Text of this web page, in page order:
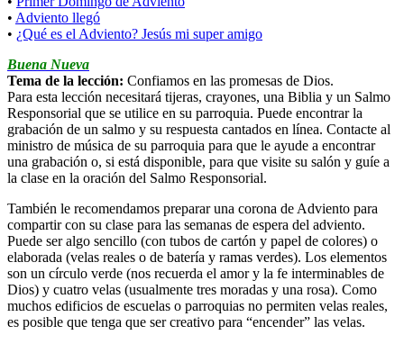
• Adviento llegó
• ¿Qué es el Adviento? Jesús mi super amigo
Buena Nueva
Tema de la lección: Confiamos en las promesas de Dios.
Para esta lección necesitará tijeras, crayones, una Biblia y un Salmo
Responsorial que se utilice en su parroquia. Puede encontrar la
grabación de un salmo y su respuesta cantados en línea. Contacte al
ministro de música de su parroquia para que le ayude a encontrar
una grabación o, si está disponible, para que visite su salón y guíe a
la clase en la oración del Salmo Responsorial.
También le recomendamos preparar una corona de Adviento para
compartir con su clase para las semanas de espera del adviento.
Puede ser algo sencillo (con tubos de cartón y papel de colores) o
elaborada (velas reales o de batería y ramas verdes). Los elementos
son un círculo verde (nos recuerda el amor y la fe interminables de
Dios) y cuatro velas (usualmente tres moradas y una rosa). Como
muchos edificios de escuelas o parroquias no permiten velas reales,
es posible que tenga que ser creativo para “encender” las velas.